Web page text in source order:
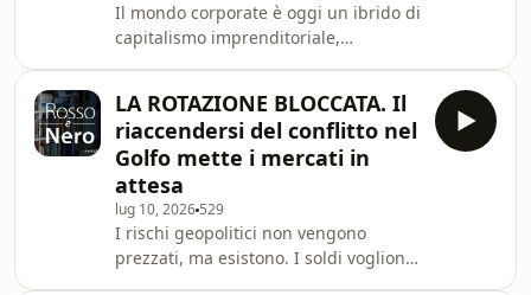
Il mondo corporate è oggi un ibrido di
capitalismo imprenditoriale,
diversificare, oltre che per geografie e
settori, anche per stili di governance.
LA ROTAZIONE BLOCCATA. Il
riaccendersi del conflitto nel
Golfo mette i mercati in
attesa
lug 10, 2026 529
I rischi geopolitici non vengono
prezzati, ma esistono. I soldi vogliono